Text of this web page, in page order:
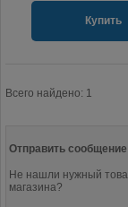
Купить
Всего найдено: 1
Отправить
Не нашли нужный
магазина?